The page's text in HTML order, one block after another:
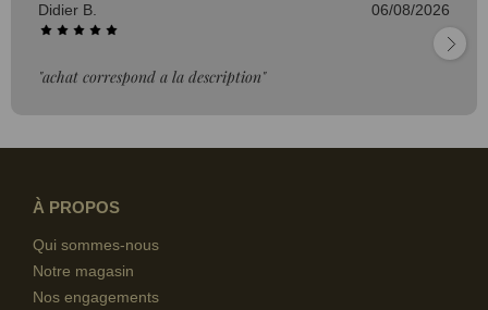
Didier B. 06/08/2026
"achat correspond a la description"
À PROPOS
Qui sommes-nous
Notre magasin
Nos engagements